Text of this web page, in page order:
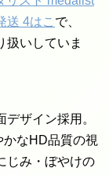
送 4はこ で、
扱いしていま
ザイン採用。
なHD品質の視
じみ・ぼやけの